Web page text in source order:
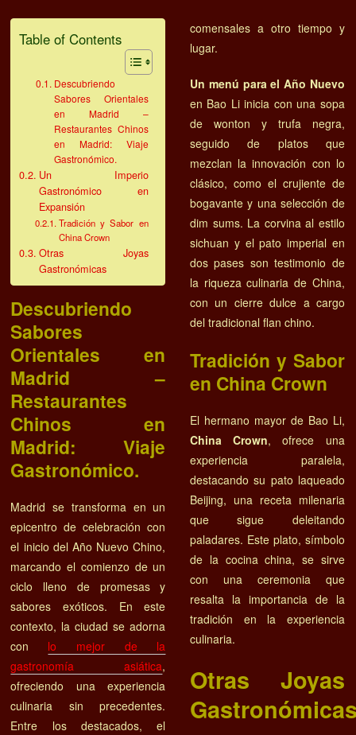
Table of Contents
Descubriendo
Sabores Orientales
en Madrid –
Restaurantes Chinos
en Madrid: Viaje
Gastronómico.
Un Imperio
Gastronómico en
Expansión
Tradición y Sabor en
China Crown
Otras Joyas
Gastronómicas
Descubriendo
Sabores
Orientales en
Madrid –
Restaurantes
Chinos en
Madrid: Viaje
Gastronómico.
Madrid se transforma en un
epicentro de celebración con
el inicio del Año Nuevo Chino,
marcando el comienzo de un
ciclo lleno de promesas y
sabores exóticos. En este
contexto, la ciudad se adorna
con lo mejor de la
gastronomía asiática,
ofreciendo una experiencia
culinaria sin precedentes.
Entre los destacados, el
comensales a otro tiempo y
lugar.
Un menú para el Año Nuevo
en Bao Li inicia con una sopa
de wonton y trufa negra,
seguido de platos que
mezclan la innovación con lo
clásico, como el crujiente de
bogavante y una selección de
dim sums. La corvina al estilo
sichuan y el pato imperial en
dos pases son testimonio de
la riqueza culinaria de China,
con un cierre dulce a cargo
del tradicional flan chino.
Tradición y Sabor
en China Crown
El hermano mayor de Bao Li,
China Crown, ofrece una
experiencia paralela,
destacando su pato laqueado
Beijing, una receta milenaria
que sigue deleitando
paladares. Este plato, símbolo
de la cocina china, se sirve
con una ceremonia que
resalta la importancia de la
tradición en la experiencia
culinaria.
Otras Joyas